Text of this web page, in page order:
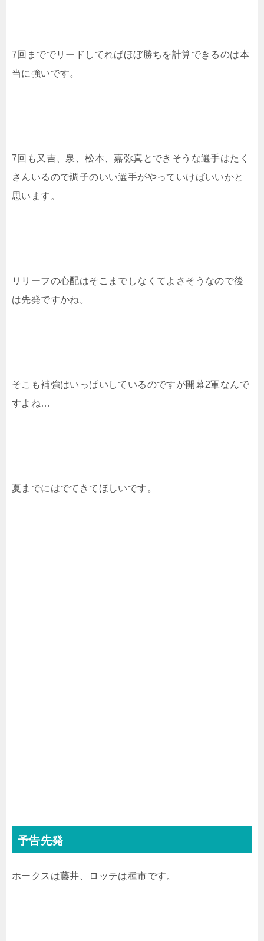
7回まででリードしてればほぼ勝ちを計算できるのは本
当に強いです。
7回も又吉、泉、松本、嘉弥真とできそうな選手はたく
さんいるので調子のいい選手がやっていけばいいかと
思います。
リリーフの心配はそこまでしなくてよさそうなので後
は先発ですかね。
そこも補強はいっぱいしているのですが開幕2軍なんで
すよね…
夏までにはでてきてほしいです。
予告先発
ホークスは藤井、ロッテは種市です。